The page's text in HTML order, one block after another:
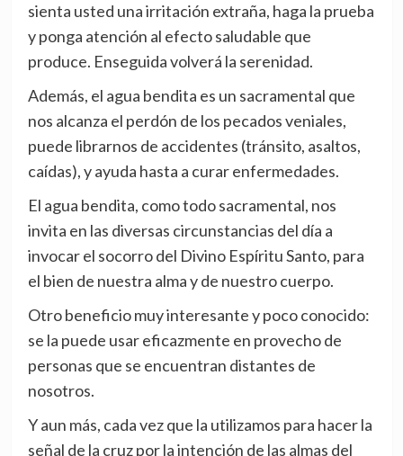
sienta usted una irritación extraña, haga la prueba
y ponga atención al efecto saludable que
produce. Enseguida volverá la serenidad.
Además, el agua bendita es un sacramental que
nos alcanza el perdón de los pecados veniales,
puede librarnos de accidentes (tránsito, asaltos,
caídas), y ayuda hasta a curar enfermedades.
El agua bendita, como todo sacramental, nos
invita en las diversas circunstancias del día a
invocar el socorro del Divino Espíritu Santo, para
el bien de nuestra alma y de nuestro cuerpo.
Otro beneficio muy interesante y poco conocido:
se la puede usar eficazmente en provecho de
personas que se encuentran distantes de
nosotros.
Y aun más, cada vez que la utilizamos para hacer la
señal de la cruz por la intención de las almas del